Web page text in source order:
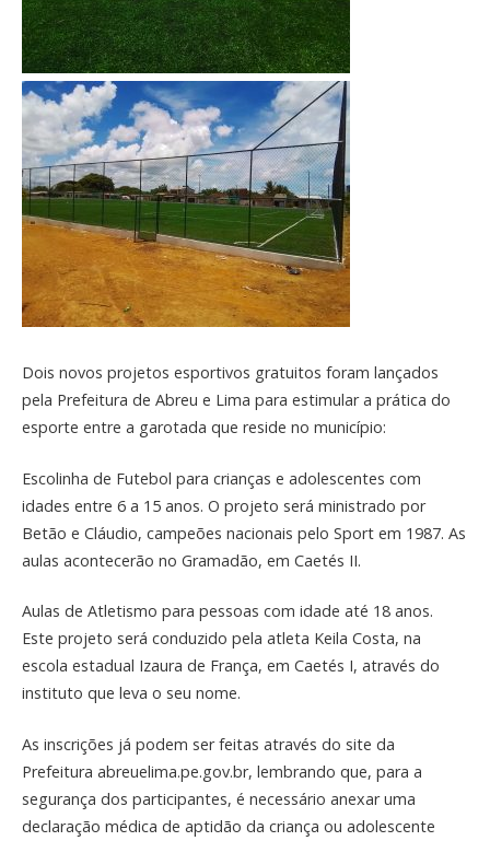
Dois novos projetos esportivos gratuitos foram lançados
pela Prefeitura de Abreu e Lima para estimular a prática do
esporte entre a garotada que reside no município:
Escolinha de Futebol para crianças e adolescentes com
idades entre 6 a 15 anos. O projeto será ministrado por
Betão e Cláudio, campeões nacionais pelo Sport em 1987. As
aulas acontecerão no Gramadão, em Caetés II.
Aulas de Atletismo para pessoas com idade até 18 anos.
Este projeto será conduzido pela atleta Keila Costa, na
escola estadual Izaura de França, em Caetés I, através do
instituto que leva o seu nome.
As inscrições já podem ser feitas através do site da
Prefeitura abreuelima.pe.gov.br, lembrando que, para a
segurança dos participantes, é necessário anexar uma
declaração médica de aptidão da criança ou adolescente